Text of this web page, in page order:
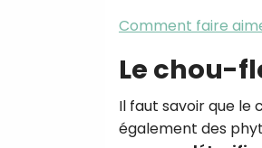
Comment faire
Le chou-
Il faut savoir que le
également des